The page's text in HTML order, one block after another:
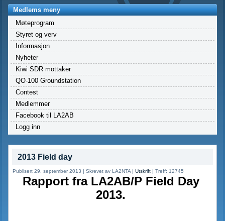
Medlems meny
Møteprogram
Styret og verv
Informasjon
Nyheter
Kiwi SDR mottaker
QO-100 Groundstation
Contest
Medlemmer
Facebook til LA2AB
Logg inn
2013 Field day
Publisert 29. september 2013 |Skrevet av LA2NTA |Utskrift |Treff: 12745
Rapport fra LA2AB/P Field Day
2013.